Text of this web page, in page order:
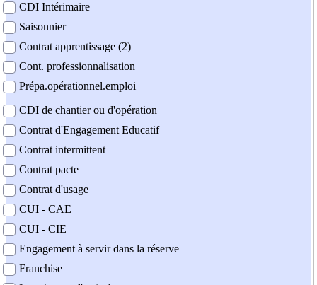
CDI Intérimaire
Saisonnier
Contrat apprentissage (2)
Cont. professionnalisation
Prépa.opérationnel.emploi
CDI de chantier ou d'opération
Contrat d'Engagement Educatif
Contrat intermittent
Contrat pacte
Contrat d'usage
CUI - CAE
CUI - CIE
Engagement à servir dans la réserve
Franchise